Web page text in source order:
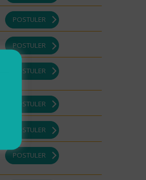
POSTULER
POSTULER
POSTULER
POSTULER
POSTULER
POSTULER